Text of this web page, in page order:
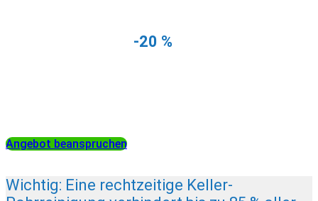
-20 %
Angebot beanspruchen
Wichtig: Eine rechtzeitige Keller-